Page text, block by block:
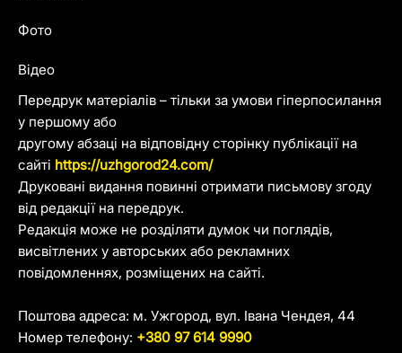
Передрук матеріалів – тільки за умови гіперпосилання
у першому або
другому абзаці на відповідну сторінку публікації на
сайті https://uzhgorod24.com/
Друковані видання повинні отримати письмову згоду
від редакції на передрук.
Редакція може не розділяти думок чи поглядів,
висвітлених у авторських або рекламних
повідомленнях, розміщених на сайті.
Поштова адреса: м. Ужгород, вул. Івана Чендея, 44
Номер телефону: +380 97 614 9990
Фото
Відео